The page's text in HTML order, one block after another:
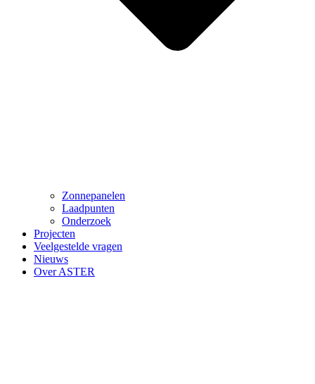
Zonnepanelen
Laadpunten
Onderzoek
Projecten
Veelgestelde vragen
Nieuws
Over ASTER